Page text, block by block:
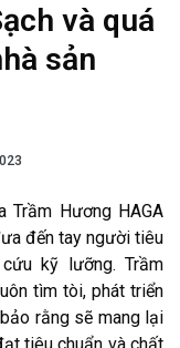
và quá
sản
Trầm Hương HAGA
đến tay người tiêu
kỹ lưỡng. Trầm
tìm tòi, phát triển
rằng sẽ mang lại
tiêu chuẩn và chất